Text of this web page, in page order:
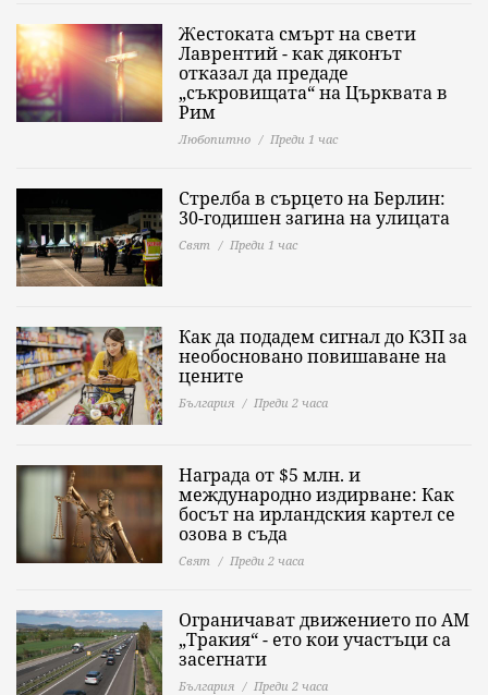
Жестоката смърт на свети
Лаврентий - как дяконът
отказал да предаде
„съкровищата“ на Църквата в
Рим
Любопитно Преди 1 час
Стрелба в сърцето на Берлин:
30-годишен загина на улицата
Свят Преди 1 час
Как да подадем сигнал до КЗП за
необосновано повишаване на
цените
България Преди 2 часа
Награда от $5 млн. и
международно издирване: Как
босът на ирландския картел се
озова в съда
Свят Преди 2 часа
Ограничават движението по АМ
„Тракия“ - ето кои участъци са
засегнати
България Преди 2 часа